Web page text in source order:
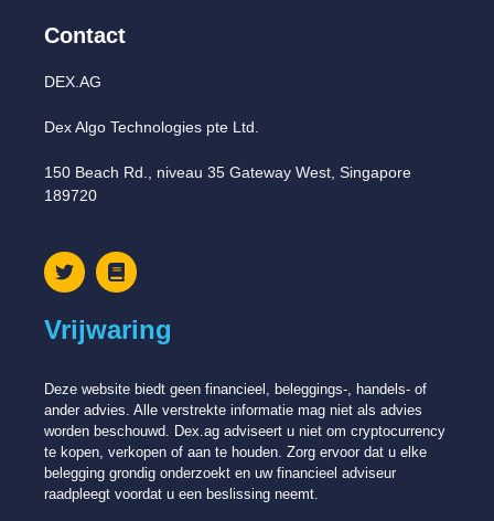
Contact
DEX.AG
Dex Algo Technologies pte Ltd.
150 Beach Rd., niveau 35 Gateway West, Singapore
189720
Vrijwaring
Deze website biedt geen financieel, beleggings-, handels- of
ander advies. Alle verstrekte informatie mag niet als advies
worden beschouwd. Dex.ag adviseert u niet om cryptocurrency
te kopen, verkopen of aan te houden. Zorg ervoor dat u elke
belegging grondig onderzoekt en uw financieel adviseur
raadpleegt voordat u een beslissing neemt.